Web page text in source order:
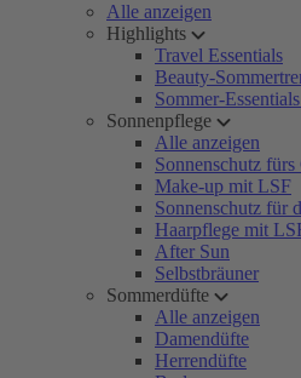
Alle anzeigen
Highlights
Travel Essentials
Beauty-
Sommer-
Sonnenpflege
Alle anzeigen
Sonnenschutz fürs
Make-up mit LSF
Sonnenschutz für
Haarpflege mit
After Sun
Selbstbräuner
Sommerdüfte
Alle anzeigen
Damendüfte
Herrendüfte